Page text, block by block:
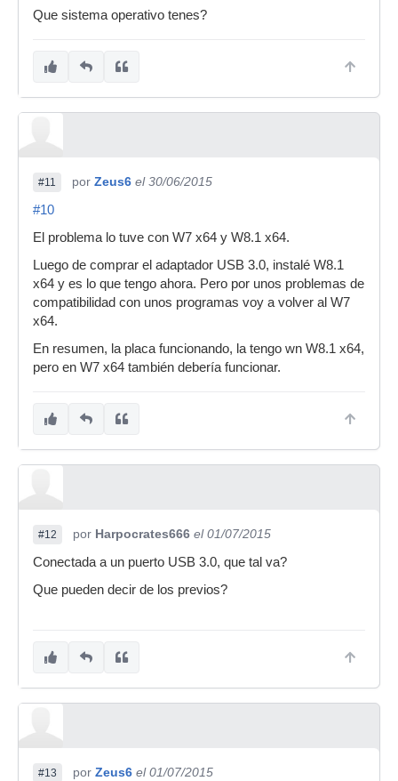
Que sistema operativo tenes?
#11 por Zeus6 el 30/06/2015
#10
El problema lo tuve con W7 x64 y W8.1 x64.
Luego de comprar el adaptador USB 3.0, instalé W8.1
x64 y es lo que tengo ahora. Pero por unos problemas de
compatibilidad con unos programas voy a volver al W7
x64.
En resumen, la placa funcionando, la tengo wn W8.1 x64,
pero en W7 x64 también debería funcionar.
#12 por Harpocrates666 el 01/07/2015
Conectada a un puerto USB 3.0, que tal va?
Que pueden decir de los previos?
#13 por Zeus6 el 01/07/2015